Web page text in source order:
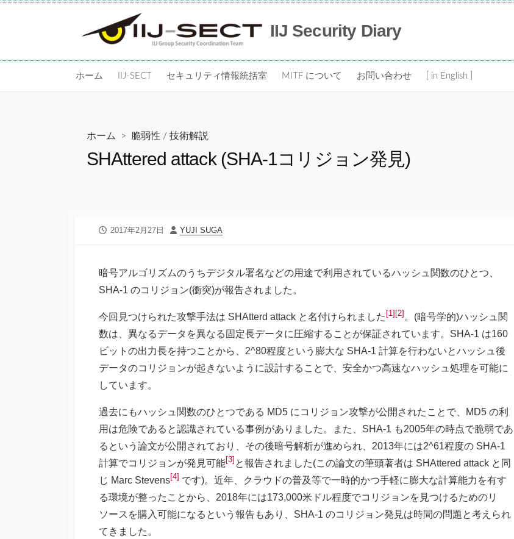
IIJ Security Diary
ホーム IIJ-SECT セキュリティ情報統括室 MITF について お問い合わせ [ in English ]
ホーム > 脆弱性 / 技術解説
SHAttered attack (SHA-1コリジョン発見)
公
2017年2月27日
投
YUJI SUGA
暗号アルゴリズムのうちデジタル署名などの用途で利用されているハッシュ関数のひとつ、
SHA-1 のコリジョン(衝突)が報告されました。
今回見つけられた攻撃手法は SHAtterd attack と名付けられました [1] [2] 。(暗号学的)ハッシュ関
数は、異なるデータを異なる固定長データに圧縮することが保証されています。SHA-1 は160
ビットの出力長を持つことから、2^80程度という膨大な SHA-1 計算を行わないとハッシュ後
データのコリジョンが起きないように設計することで、安全かつ高速なハッシュ処理を可能に
しています。
過去にもハッシュ関数のひとつである MD5 にコリジョン攻撃が公開されたことで、MD5 の利
用は危険であると認識されている事例がありました。また、SHA-1 も2005年の時点で脆弱であ
るという論文が公開されており、その後暗号解析が進められ、2013年には2^61程度の SHA-1
計算でコリジョンが発見可能[3] と報告されました(この論文の筆頭著者は SHAttered attack と同
じ Marc Stevens[4] です)。近年、クラウドの普及等で一時的かつ手軽に膨大な計算能力を有す
る環境が整ったことから、2018年には173,000米ドル程度でコリジョンを見つけるためのリ
ソースを購入可能になるという報告もあり、SHA-1 のコリジョン発見は時間の問題と考えられ
てきました。